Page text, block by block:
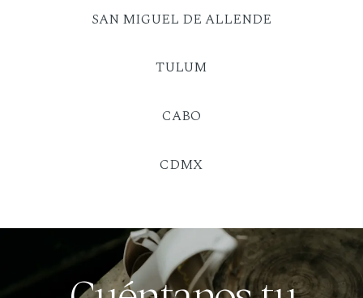
SAN MIGUEL DE ALLENDE
TULUM
CABO
CDMX